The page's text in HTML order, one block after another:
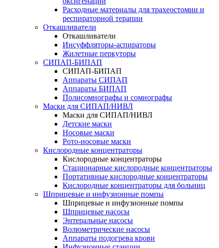
Расходные материалы для трахеостомии и
респираторной терапии
Откашливатели
Откашливатели
Инсуффляторы-аспираторы
Жилетные перкуторы
CИПАП-БИПАП
CИПАП-БИПАП
Аппараты СИПАП
Аппараты БИПАП
Полисомнографы и сомнографы
Маски для СИПАП/НИВЛ
Маски для СИПАП/НИВЛ
Детские маски
Носовые маски
Рото-носовые маски
Кислородные концентраторы
Кислородные концентраторы
Стационарные кислородные концентраторы
Портативные кислородные концентраторы
Кислородные концентраторы для больниц
Шприцевые и инфузионные помпы
Шприцевые и инфузионные помпы
Шприцевые насосы
Энтеральные насосы
Волюметрические насосы
Аппараты подогрева крови